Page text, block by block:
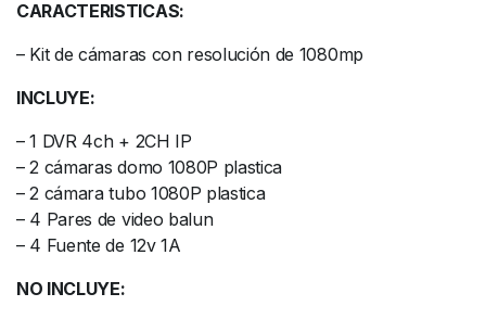
CARACTERISTICAS:
– Kit de cámaras con resolución de 1080mp
INCLUYE:
– 1 DVR 4ch + 2CH IP
– 2 cámaras domo 1080P plastica
– 2 cámara tubo 1080P plastica
– 4 Pares de video balun
– 4 Fuente de 12v 1A
NO INCLUYE: